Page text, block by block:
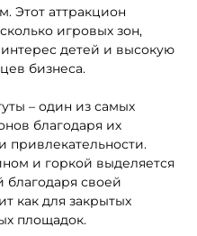
Этот аттракцион
игровых зон,
детей и высокую
бизнеса.
– один из самых
благодаря их
привлекательности.
и горкой выделяется
своей
как для закрытых
площадок.